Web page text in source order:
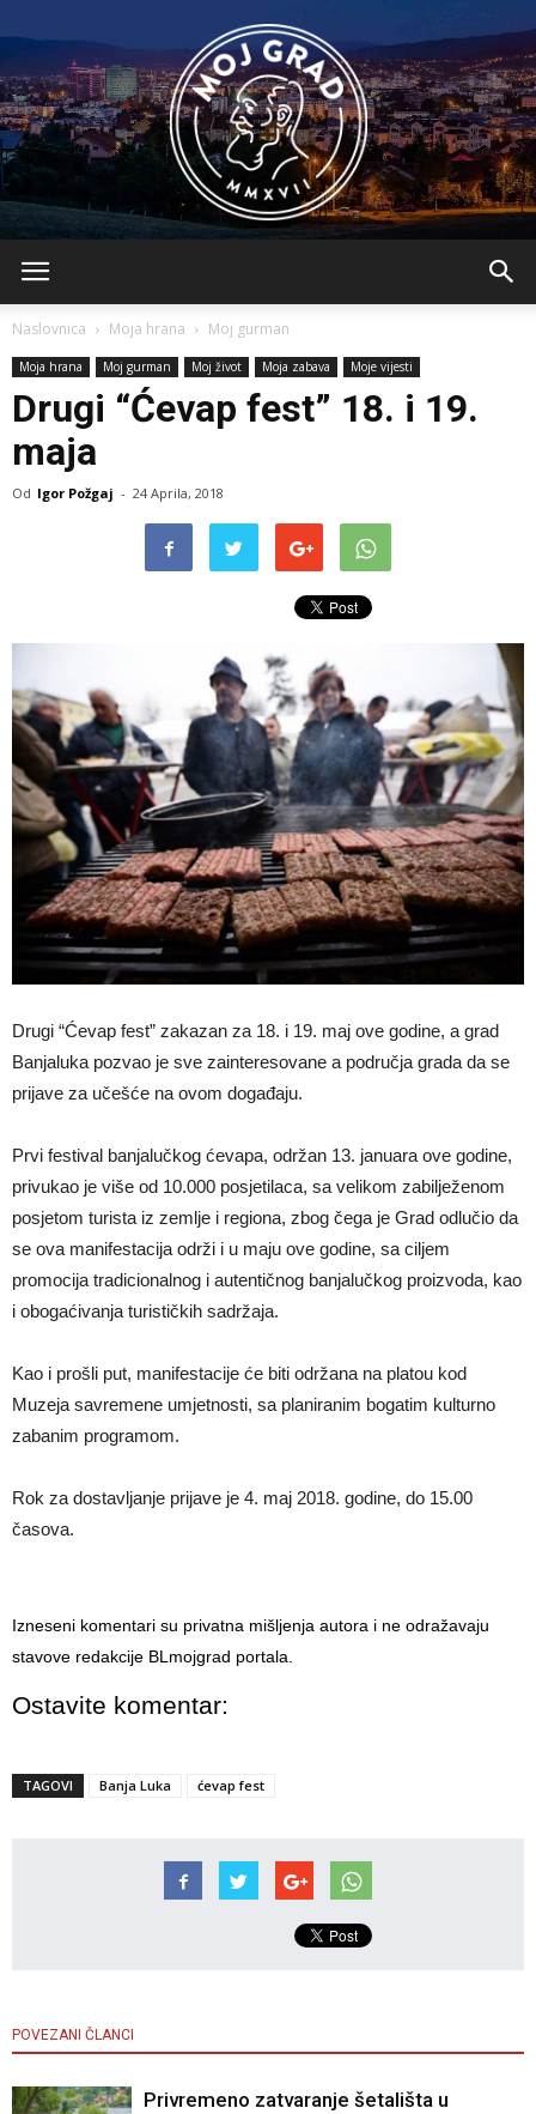
Naslovnica Moja hrana Moj gurman
Moja hrana Moj gurman Moj život Moja zabava Moje vijesti
Drugi “Ćevap fest” 18. i 19.
maja
Od Igor Požgaj - 24 Aprila, 2018
Drugi “Ćevap fest” zakazan za 18. i 19. maj ove godine, a grad
Banjaluka pozvao je sve zainteresovane a područja grada da se
prijave za učešće na ovom događaju.
Prvi festival banjalučkog ćevapa, održan 13. januara ove godine,
privukao je više od 10.000 posjetilaca, sa velikom zabilježenom
posjetom turista iz zemlje i regiona, zbog čega je Grad odlučio da
se ova manifestacija održi i u maju ove godine, sa ciljem
promocija tradicionalnog i autentičnog banjalučkog proizvoda, kao
i obogaćivanja turističkih sadržaja.
Kao i prošli put, manifestacije će biti održana na platou kod
Muzeja savremene umjetnosti, sa planiranim bogatim kulturno
zabanim programom.
Rok za dostavljanje prijave je 4. maj 2018. godine, do 15.00
časova.
Izneseni komentari su privatna mišljenja autora i ne odražavaju
stavove redakcije BLmojgrad portala.
Ostavite komentar:
TAGOVI Banja Luka ćevap fest
POVEZANI ČLANCI
Privremeno zatvaranje šetališta u